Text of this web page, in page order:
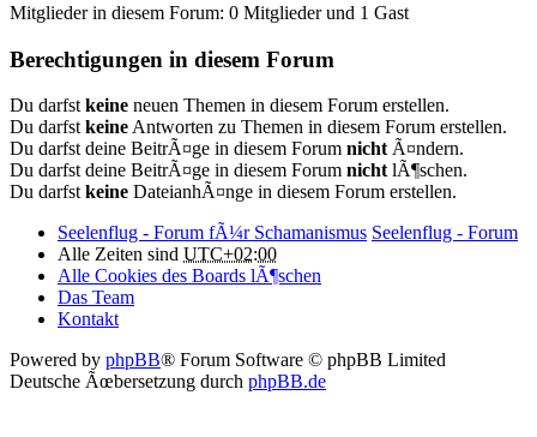
Mitglieder in diesem Forum: 0 Mitglieder und 1 Gast
Berechtigungen in diesem Forum
Du darfst keine neuen Themen in diesem Forum erstellen.
Du darfst keine Antworten zu Themen in diesem Forum erstellen.
Du darfst deine BeitrÃ¤ge in diesem Forum nicht Ã¤ndern.
Du darfst deine BeitrÃ¤ge in diesem Forum nicht lÃ¶schen.
Du darfst keine DateianhÃ¤nge in diesem Forum erstellen.
Seelenflug - Forum fÃ¼r Schamanismus Seelenflug - Forum
Alle Zeiten sind UTC+02:00
Alle Cookies des Boards lÃ¶schen
Das Team
Kontakt
Powered by phpBB® Forum Software © phpBB Limited
Deutsche Ãœbersetzung durch phpBB.de